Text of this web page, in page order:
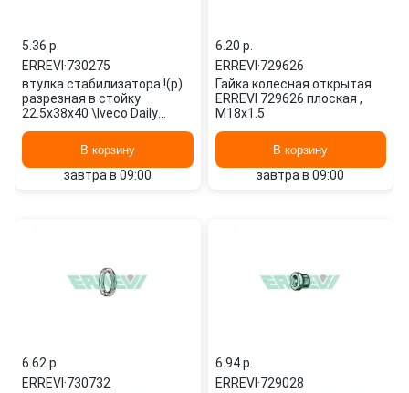
5.36 p.
ERREVI·730275
втулка стабилизатора !(р)
разрезная в стойку
22.5x38x40 \Iveco Daily
В корзину
завтра в 09:00
6.20 p.
ERREVI·729626
Гайка колесная открытая
ERREVI 729626 плоская ,
M18x1.5
В корзину
завтра в 09:00
6.62 p.
ERREVI·730732
6.94 p.
ERREVI·729028